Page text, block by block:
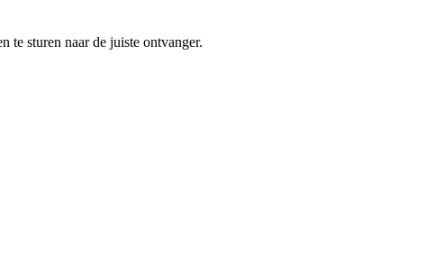
te sturen naar de juiste ontvanger.